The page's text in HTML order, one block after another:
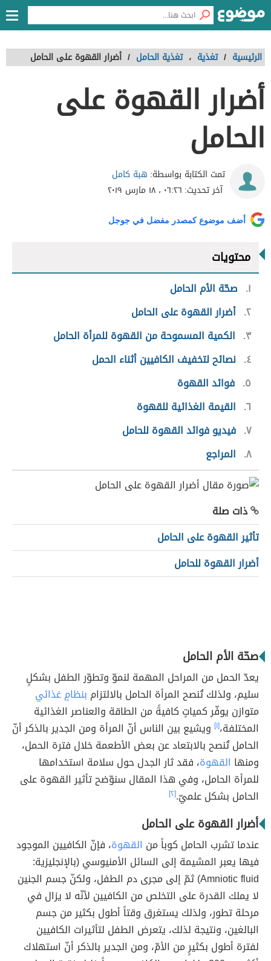
الرئيسية / تغذية ، تغذية الحامل / أضرار القهوة على الحامل
أضرار القهوة على
الحامل
تمت الكتابة بواسطة: هبة كامل
آخر تحديث: ٠٦:٢٦ ، ١٨ مارس ٢٠١٩
أضف موضوع كمصدر مفضل في جوجل
محتويات
١
صحّة الأم الحامل
٢ أضرار القهوة على الحامل
٣
الكمية المسموحة من القهوة للمرأة الحامل
٤ نصائح لتخفيف الكافيين أثناء الحمل
٥ فوائد القهوة
٦ القيمة الغذائية للقهوة
٧ فيديو فوائد القهوة للحامل
٨ المراجع
ذات صلة
تأثير القهوة على الحامل
أضرار القهوة للحامل
صحّة الأم الحامل
يعدّ الحمل من المراحل المهمة لنموّ وتطوّر الطفل بشكلٍ
سليم، ولذلك تُنصح المرأة الحامل بالالتزام بنظامٍ غذائي
متوازن يوفّر كمياتٍ كافيةً من الطاقة والعناصر الغذائية
المختلفة،[١] ويشيع بين الناس أنّ المرأة ومن الجدير بالذكر أنّ
الحامل تُنصح بالابتعاد عن بعض الأطعمة خلال فترة الحمل،
ومنها القهوة، فقد ثار الجدل حول سلامة استخدامها
للمرأة الحامل، وفي هذا المقال سنوّضح تأثير القهوة على
الحامل بشكل علميّ.[٢]
أضرار القهوة على الحامل
عندما تشرب الحامل كوباً من القهوة، فإنّ الكافيين الموجود
فيها يعبر المشيمة إلى السائل الأمنيوسي (بالإنجليزية:
Amniotic fluid) ثمّ إلى مجرى دم الطفل، ولكنّ جسم الجنين
لا يملك القدرة على التخلص من الكافيين لأنّه لا يزال في
مرحلة تطور، ولذلك يستغرق وقتاً أطول بكثير من جسم
البالغين، ونتيجة لذلك، يتعرض الطفل لتأثيرات الكافيين
لفترة أطول بكثيرٍ من الأمّ، ومن الجدير بالذكر أنّ استهلاك